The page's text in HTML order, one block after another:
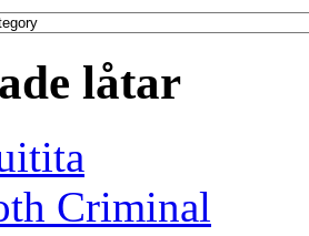
låtar
Criminal